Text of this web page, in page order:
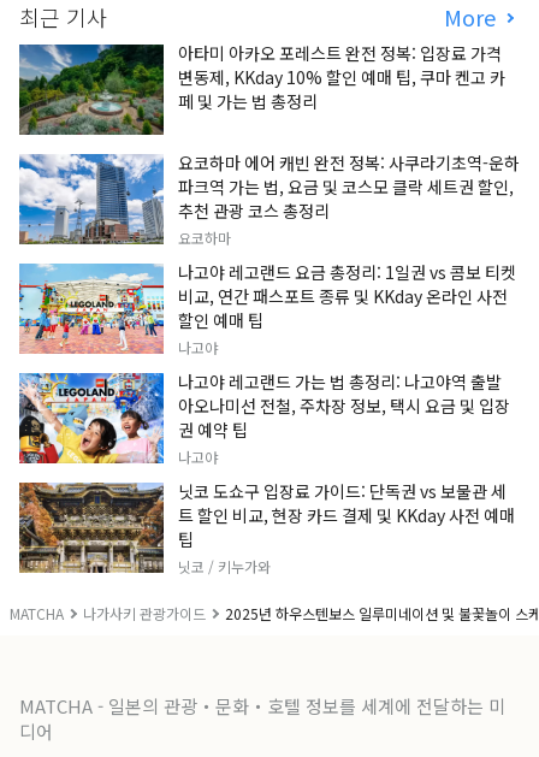
MATCHA 나가사키 관광가이드 2025년 하우스텐보스 일루미네이션 및 불꽃놀이 스
최근 기사 More
아타미 아카오 포레스트 완전 정복: 입장료 가격
변동제, KKday 10% 할인 예매 팁, 쿠마 켄고 카
페 및 가는 법 총정리
요코하마 에어 캐빈 완전 정복: 사쿠라기초역-운하
파크역 가는 법, 요금 및 코스모 클락 세트권 할인,
추천 관광 코스 총정리
요코하마
나고야 레고랜드 요금 총정리: 1일권 vs 콤보 티켓
비교, 연간 패스포트 종류 및 KKday 온라인 사전
할인 예매 팁
나고야
나고야 레고랜드 가는 법 총정리: 나고야역 출발
아오나미선 전철, 주차장 정보, 택시 요금 및 입장
권 예약 팁
나고야
닛코 도쇼구 입장료 가이드: 단독권 vs 보물관 세
트 할인 비교, 현장 카드 결제 및 KKday 사전 예매
팁
닛코 / 키누가와
MATCHA - 일본의 관광・문화・호텔 정보를 세계에 전달하는 미
디어